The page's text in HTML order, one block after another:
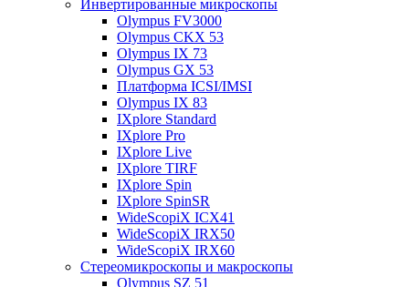
Инвертированные микроскопы
Olympus FV3000
Olympus CKX 53
Olympus IX 73
Olympus GX 53
Платформа ICSI/IMSI
Olympus IX 83
IXplore Standard
IXplore Pro
IXplore Live
IXplore TIRF
IXplore Spin
IXplore SpinSR
WideScopiX ICX41
WideScopiX IRX50
WideScopiX IRX60
Стереомикроскопы и макроскопы
Olympus SZ 51